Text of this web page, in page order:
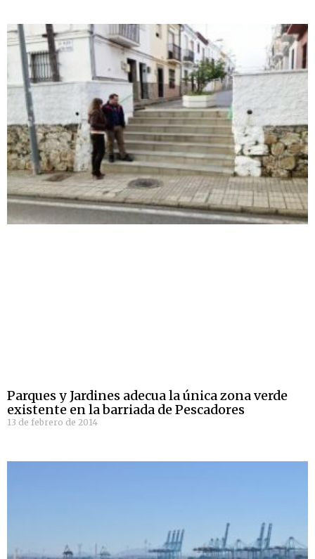
Parques y Jardines adecua la única zona verde
existente en la barriada de Pescadores
13 de febrero de 2014